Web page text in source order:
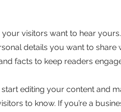
visitors want to hear
details you want to share
facts to keep readers
editing your content and
to know. If you’re a